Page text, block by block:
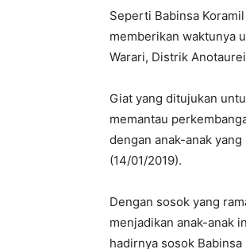
Seperti Babinsa
memberikan waktunya
Warari, Distrik
Giat yang ditujukan
memantau
dengan anak-anak
(14/01/2019).
Dengan sosok yang
menjadikan anak-anak
hadirnya sosok